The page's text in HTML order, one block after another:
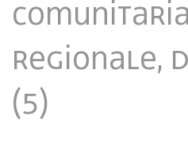
comunitaria
regionale,
(5)